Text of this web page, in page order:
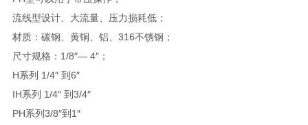
流线型设计、大流量、压力损耗低；
材质：碳钢、黄铜、铝、316不锈钢；
尺寸规格：1/8″— 4″；
H系列 1/4″ 到6″
IH系列 1/4″ 到3/4″
PH系列3/8″到1″